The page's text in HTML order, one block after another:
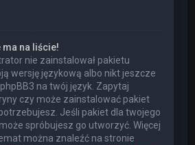
ma na liście!
nie zainstalował pakietu
wersję językową albo nikt jeszcze
na twój język. Zapytaj
czy może zainstalować pakiet
Jeśli pakiet dla twojego
spróbujesz go utworzyć. Więcej
można znaleźć na stronie